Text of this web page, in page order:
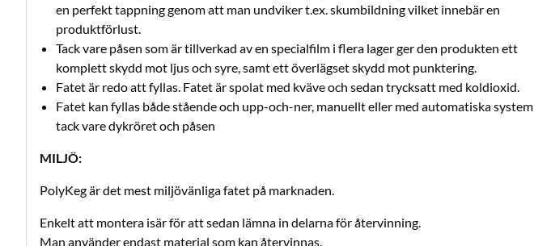
en perfekt tappning genom att man undviker t.ex. skumbildning vilket innebär en
produktförlust.
Tack vare påsen som är tillverkad av en specialfilm i flera lager ger den produkten ett
komplett skydd mot ljus och syre, samt ett överlägset skydd mot punktering.
Fatet är redo att fyllas. Fatet är spolat med kväve och sedan trycksatt med koldioxid.
Fatet kan fyllas både stående och upp-och-ner, manuellt eller med automatiska system
tack vare dykröret och påsen
MILJÖ:
PolyKeg är det mest miljövänliga fatet på marknaden.
Enkelt att montera isär för att sedan lämna in delarna för återvinning.
Man använder endast material som kan återvinnas.